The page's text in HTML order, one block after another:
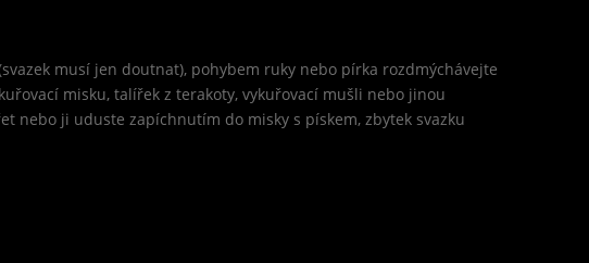
musí jen doutnat), pohybem ruky nebo pírka rozdmýchávejte
misku, talířek z terakoty, vykuřovací mušli nebo jinou
nebo ji uduste zapíchnutím do misky s pískem, zbytek svazku